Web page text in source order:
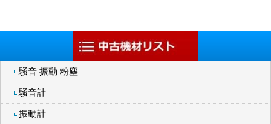
騒音 振動 粉塵
騒音計
振動計